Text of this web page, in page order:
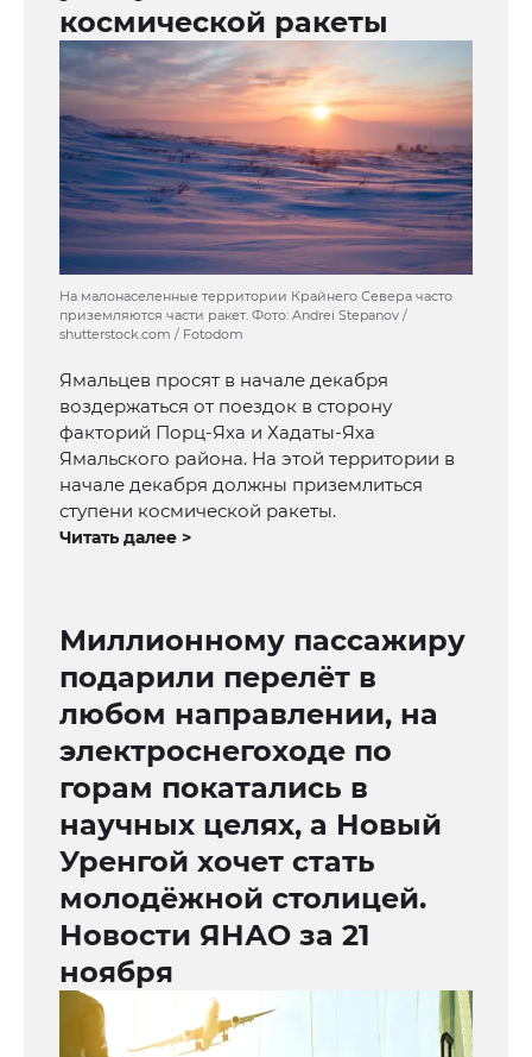
космической ракеты
На малонаселенные территории Крайнего Севера часто
приземляются части ракет. Фото: Andrei Stepanov /
shutterstock.com / Fotodom
Ямальцев просят в начале декабря
воздержаться от поездок в сторону
факторий Порц-Яха и Хадаты-Яха
Ямальского района. На этой территории в
начале декабря должны приземлиться
ступени космической ракеты.
Читать далее >
Миллионному пассажиру
подарили перелёт в
любом направлении, на
электроснегоходе по
горам покатались в
научных целях, а Новый
Уренгой хочет стать
молодёжной столицей.
Новости ЯНАО за 21
ноября